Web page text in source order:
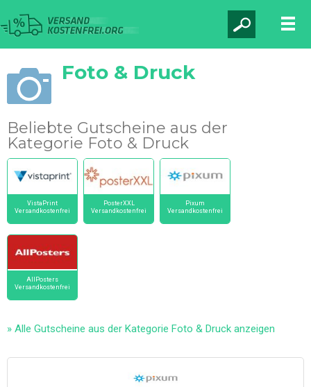
Foto & Druck
Beliebte Gutscheine aus der
Kategorie Foto & Druck
VistaPrint
Versandkostenfrei
PosterXXL
Versandkostenfrei
Pixum
Versandkostenfrei
AllPosters
Versandkostenfrei
» Alle Gutscheine aus der Kategorie Foto & Druck anzeigen